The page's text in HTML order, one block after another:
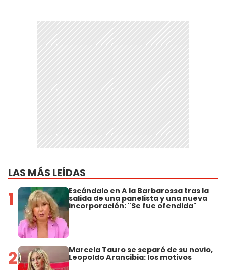
LAS MÁS LEÍDAS
1 Escándalo en A la Barbarossa tras la
salida de una panelista y una nueva
incorporación: "Se fue ofendida"
2 Marcela Tauro se separó de su novio,
Leopoldo Arancibia: los motivos